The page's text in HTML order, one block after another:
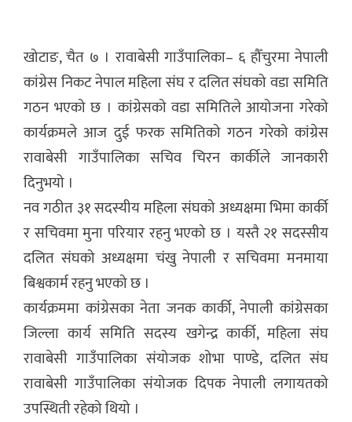
खोटाङ, चैत ७ । रावाबेसी गाउँपालिका– ६ हौँचुरमा नेपाली
कांग्रेस निकट नेपाल महिला संघ र दलित संघको वडा समिति
गठन भएको छ । कांग्रेसको वडा समितिले आयोजना गरेको
कार्यक्रमले आज दुई फरक समितिको गठन गरेको कांग्रेस
रावाबेसी गाउँपालिका सचिव चिरन कार्कीले जानकारी
दिनुभयो ।
नव गठीत ३१ सदस्यीय महिला संघको अध्यक्षमा भिमा कार्की
र सचिवमा मुना परियार रहनु भएको छ । यस्तै २१ सदस्सीय
दलित संघको अध्यक्षमा चंखु नेपाली र सचिवमा मनमाया
बिश्वकार्म रहनु भएको छ ।
कार्यक्रममा कांग्रेसका नेता जनक कार्की, नेपाली कांग्रेसका
जिल्ला कार्य समिति सदस्य खगेन्द्र कार्की, महिला संघ
रावाबेसी गाउँपालिका संयोजक शोभा पाण्डे, दलित संघ
रावाबेसी गाउँपालिका संयोजक दिपक नेपाली लगायतको
उपस्थिती रहेको थियो ।